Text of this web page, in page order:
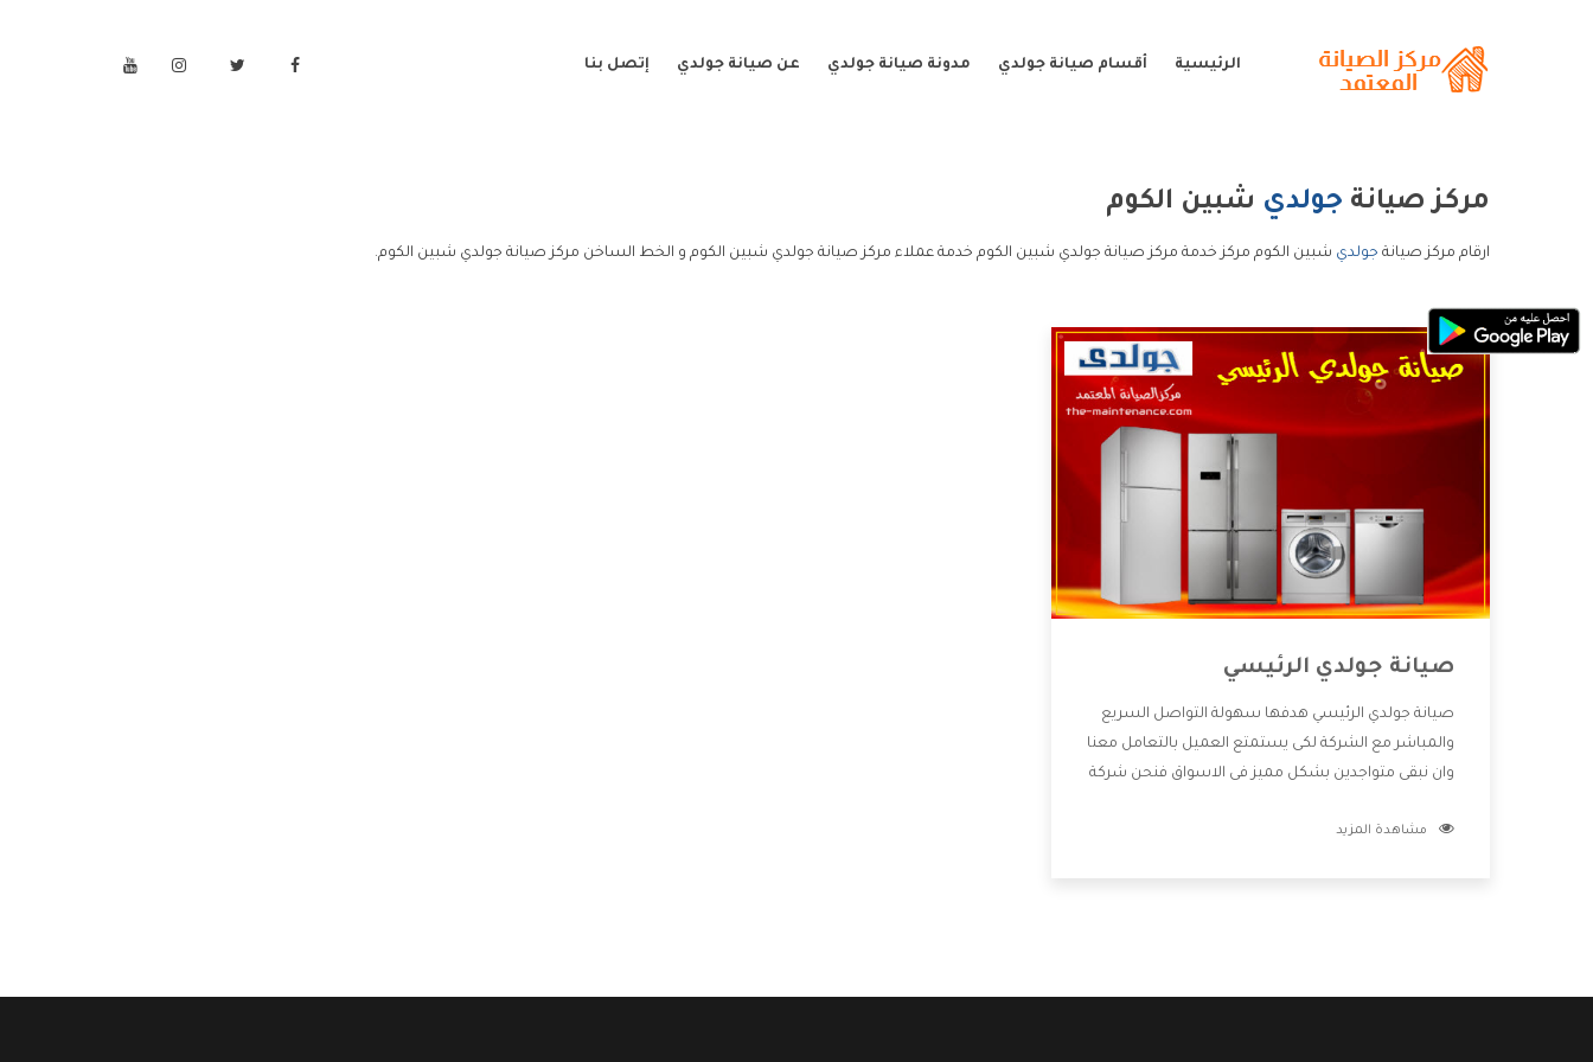
الرئيسية أقسام صيانة جولدي مدونة صيانة جولدي عن صيانة جولدي إتصل بنا
مركز صيانة جولدي شبين الكوم
ارقام مركز صيانة جولدي شبين الكوم مركز خدمة مركز صيانة جولدي شبين الكوم خدمة عملاء مركز صيانة جولدي شبين الكوم و الخط الساخن مركز صيانة جولدي شبين الكوم.
صيانة جولدي الرئيسي
صيانة جولدي الرئيسي هدفها سهولة التواصل السريع
والمباشر مع الشركة لكى يستمتع العميل بالتعامل معنا
وان نبقى متواجدين بشكل مميز فى الاسواق فنحن شركة
بالخدمات التى تنفرد الشركة بها والتى تكون منها خدمة
مشاهدة المزيد